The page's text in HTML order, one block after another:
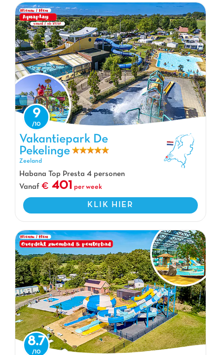
Vakantiepark De Pekelinge, Vakantiepark Zeeland
9
Vakantiepark De
Pekelinge
Zeeland
Habana Top Presta 4 personen
Vanaf
401 per week
KLIK HIER
8.7